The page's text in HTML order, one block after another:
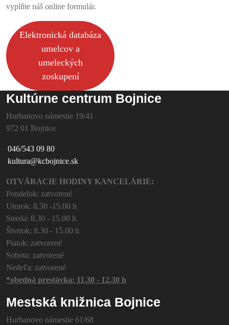
vyplňte náš online formulár.
Elektronická databáza
umelcov a
umeleckých
zoskupení
Kultúrne centrum Bojnice
Hurbanovo námestie 19/41
972 01 Bojnice
046/543 09 80
kultura@kcbojnice.sk
OTVÁRACIE HODINY KANCELÁRIE:
Pondelok: zatvorené
Utorok: 8.30 -15.00 h
Streda: 8.30 - 15.00 h
Štvrtok: 8.30 - 15.00 h
Piatok: zatvorené
Sobota: zatvorené
Nedeľa: zatvorené
*obedná prestávka: 11.30 - 12.30 h
Mestská knižnica Bojnice
Hurbanovo námestie 61/68